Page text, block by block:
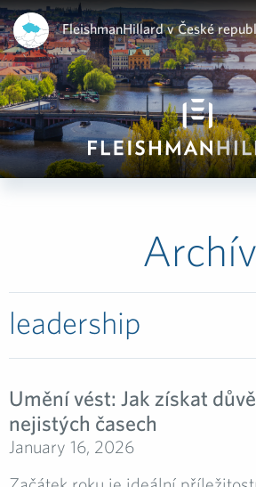
FleishmanHillard v České
Archív
leadership
Umění vést: Jak získat
nejistých časech
January 16, 2026